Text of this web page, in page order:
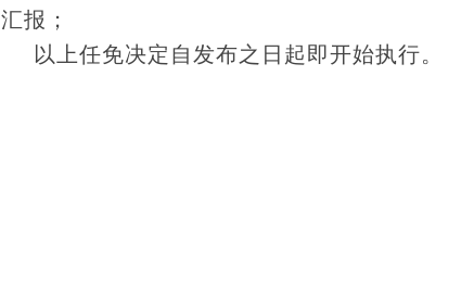
汇报；
以上任免决定自发布之日起即开始执行。